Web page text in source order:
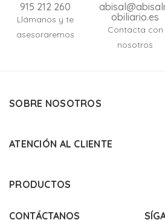
915 212 260
Llámanos y te
asesoraremos
obiliario.es
Contacta con
nosotros
SOBRE NOSOTROS
ATENCIÓN AL CLIENTE
PRODUCTOS
CONTÁCTANOS